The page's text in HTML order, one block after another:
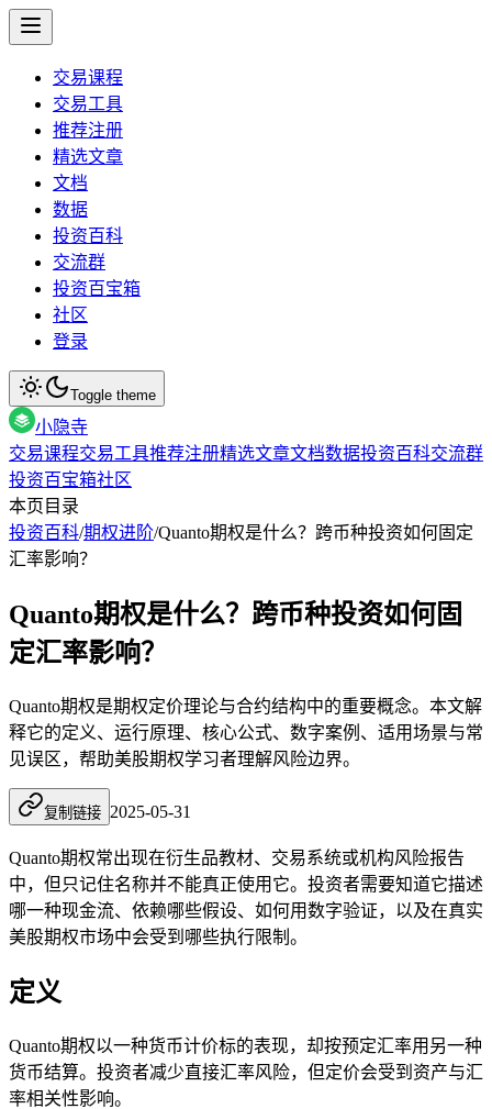
交易课程
交易工具
推荐注册
精选文章
文档
数据
投资百科
交流群
投资百宝箱
社区
登录
Toggle theme
小隐寺
交易课程交易工具推荐注册精选文章文档数据投资百科交流群
投资百宝箱社区
本页目录
投资百科/期权进阶/Quanto期权是什么？跨币种投资如何固定
汇率影响？
Quanto期权是什么？跨币种投资如何固
定汇率影响？
Quanto期权是期权定价理论与合约结构中的重要概念。本文解
释它的定义、运行原理、核心公式、数字案例、适用场景与常
见误区，帮助美股期权学习者理解风险边界。
复制链接 2025-05-31
Quanto期权常出现在衍生品教材、交易系统或机构风险报告
中，但只记住名称并不能真正使用它。投资者需要知道它描述
哪一种现金流、依赖哪些假设、如何用数字验证，以及在真实
美股期权市场中会受到哪些执行限制。
定义
Quanto期权以一种货币计价标的表现，却按预定汇率用另一种
货币结算。投资者减少直接汇率风险，但定价会受到资产与汇
率相关性影响。